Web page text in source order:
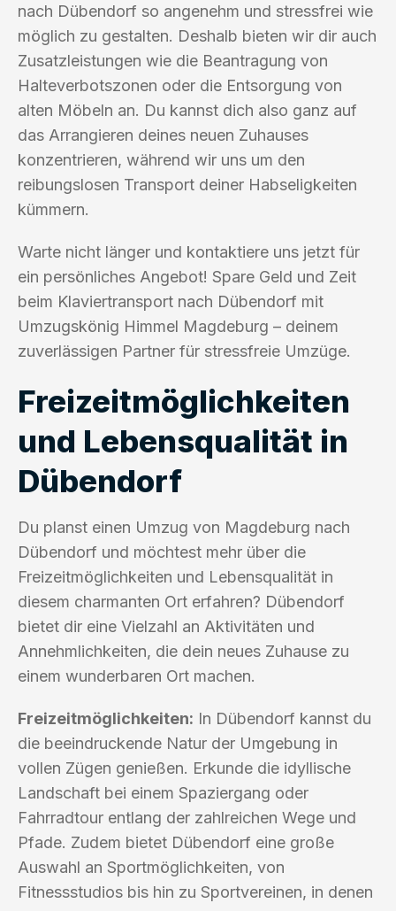
nach Dübendorf so angenehm und stressfrei wie
möglich zu gestalten. Deshalb bieten wir dir auch
Zusatzleistungen wie die Beantragung von
Halteverbotszonen oder die Entsorgung von
alten Möbeln an. Du kannst dich also ganz auf
das Arrangieren deines neuen Zuhauses
konzentrieren, während wir uns um den
reibungslosen Transport deiner Habseligkeiten
kümmern.
Warte nicht länger und kontaktiere uns jetzt für
ein persönliches Angebot! Spare Geld und Zeit
beim Klaviertransport nach Dübendorf mit
Umzugskönig Himmel Magdeburg – deinem
zuverlässigen Partner für stressfreie Umzüge.
Freizeitmöglichkeiten
und Lebensqualität in
Dübendorf
Du planst einen Umzug von Magdeburg nach
Dübendorf und möchtest mehr über die
Freizeitmöglichkeiten und Lebensqualität in
diesem charmanten Ort erfahren? Dübendorf
bietet dir eine Vielzahl an Aktivitäten und
Annehmlichkeiten, die dein neues Zuhause zu
einem wunderbaren Ort machen.
Freizeitmöglichkeiten: In Dübendorf kannst du
die beeindruckende Natur der Umgebung in
vollen Zügen genießen. Erkunde die idyllische
Landschaft bei einem Spaziergang oder
Fahrradtour entlang der zahlreichen Wege und
Pfade. Zudem bietet Dübendorf eine große
Auswahl an Sportmöglichkeiten, von
Fitnessstudios bis hin zu Sportvereinen, in denen